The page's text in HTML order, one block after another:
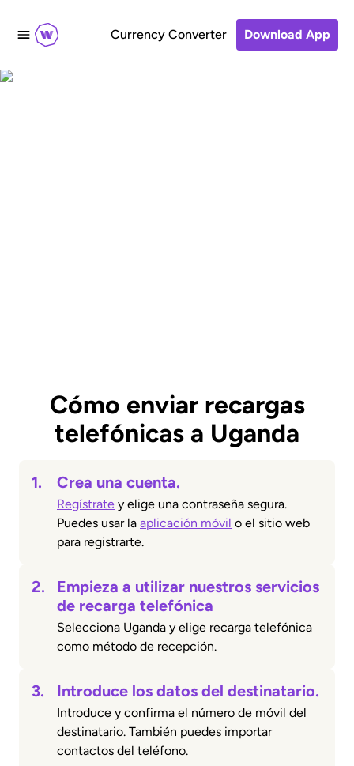
Currency Converter Download App
Cómo enviar recargas
telefónicas a Uganda
1. Crea una cuenta.
Regístrate y elige una contraseña segura.
Puedes usar la aplicación móvil o el sitio web
para registrarte.
2.
Empieza a utilizar nuestros servicios
de recarga telefónica
Selecciona Uganda y elige recarga telefónica
como método de recepción.
3. Introduce los datos del destinatario.
Introduce y confirma el número de móvil del
destinatario. También puedes importar
contactos del teléfono.